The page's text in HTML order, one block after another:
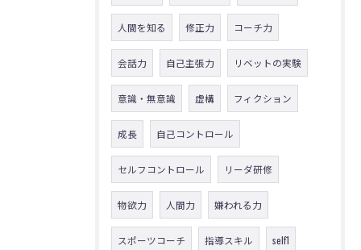
人間を知る 修正力 コーチ力
会話力 自己主張力 リベットの実験
意識・無意識 虚構 フィクション
成長 自己コントロール
セルフコントロール リーダ研修
物欲力 人間力 嫌われる力
スポーツコーチ 指導スキル self1